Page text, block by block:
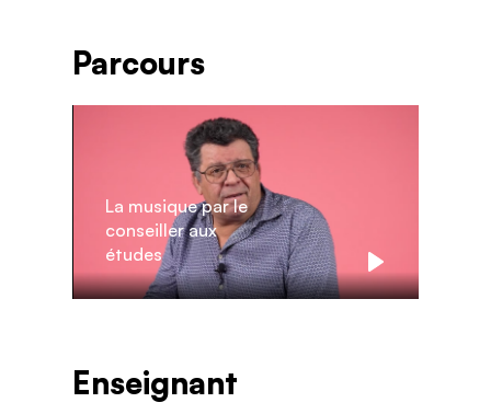
Parcours
Play
La musique par le
conseiller aux
études
Enseignant